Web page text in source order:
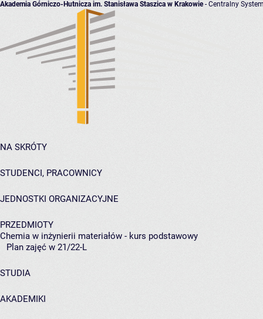
Akademia Górniczo-Hutnicza im. Stanisława Staszica w Krakowie- Centralny
NA SKRÓTY
STUDENCI, PRACOWNICY
JEDNOSTKI ORGANIZACYJNE
PRZEDMIOTY
Chemia w inżynierii materiałów - kurs podstawowy
Plan zajęć w 21/22-L
STUDIA
AKADEMIKI